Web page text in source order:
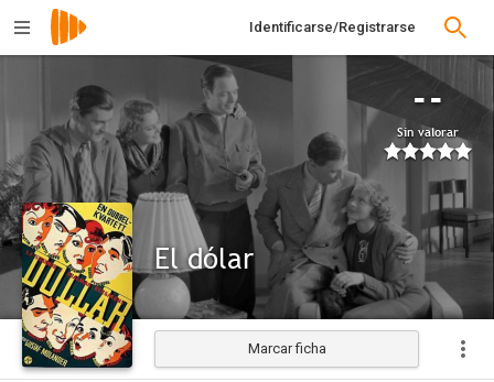
Identificarse/Registrarse
--
Sin valorar
El dólar
Marcar ficha